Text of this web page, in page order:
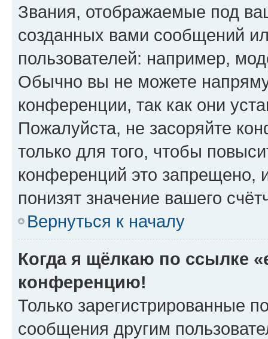
Звания, отображаемые под
созданных вами сообщений
пользователей: например,
Обычно вы не можете
конференции, так как они
Пожалуйста, не засоряйте
только для того, чтобы
конференций это запрещено,
понизят значение вашего
Вернуться к началу
Когда я щёлкаю по ссылке
конференцию!
Только зарегистрированные
сообщения другим